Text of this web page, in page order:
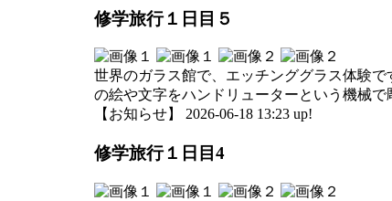
修学旅行１日目５
世界のガラス館で、エッチンググラス体験
の絵や文字をハンドリューターという機械
【お知らせ】 2026-06-18 13:23 up!
修学旅行１日目4